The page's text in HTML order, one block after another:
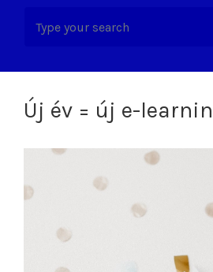
Új év = új e-